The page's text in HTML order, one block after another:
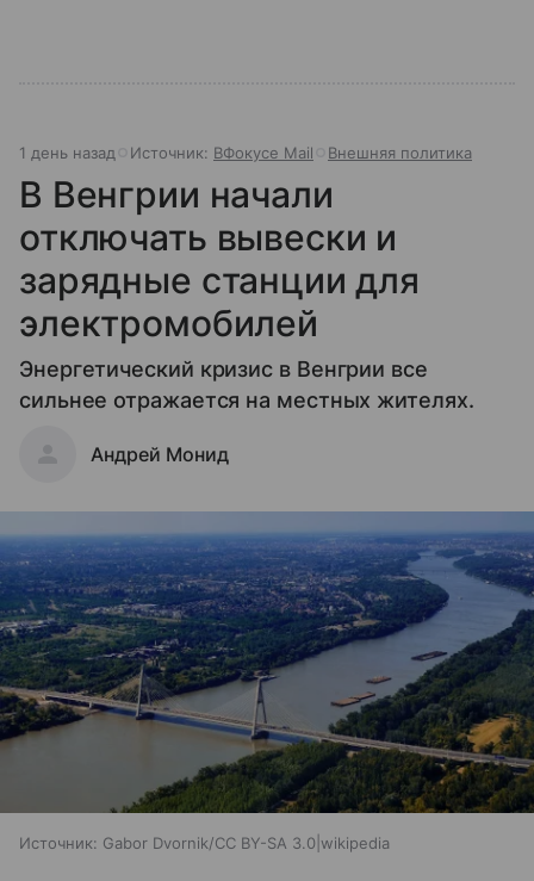
1 день назад Источник: ВФокусе Mail Внешняя политика
В Венгрии начали
отключать вывески и
зарядные станции для
электромобилей
Энергетический кризис в Венгрии все
сильнее отражается на местных жителях.
Андрей Монид
Источник: Gabor Dvornik/CC BY-SA 3.0|wikipedia